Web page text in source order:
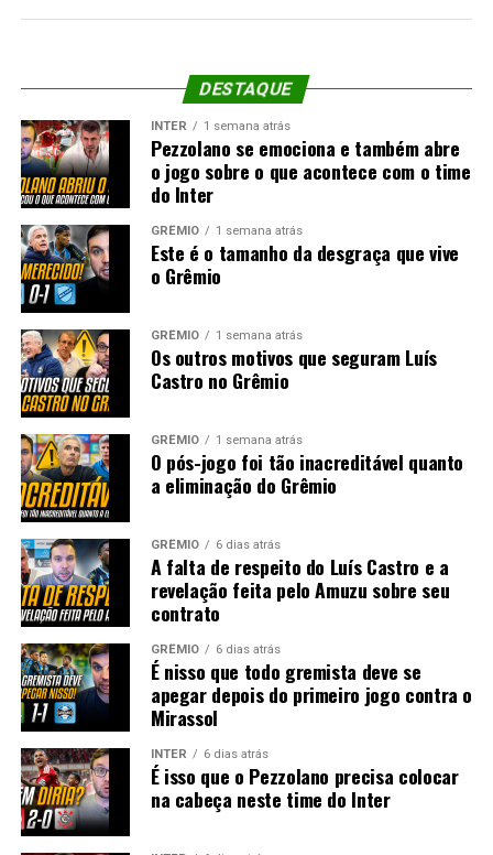
DESTAQUE
INTER 1 semana atrás
Pezzolano se emociona e também abre
o jogo sobre o que acontece com o time
do Inter
GRÊMIO 1 semana atrás
Este é o tamanho da desgraça que vive
o Grêmio
GRÊMIO 1 semana atrás
Os outros motivos que seguram Luís
Castro no Grêmio
GRÊMIO 1 semana atrás
O pós-jogo foi tão inacreditável quanto
a eliminação do Grêmio
GRÊMIO 6 dias atrás
A falta de respeito do Luís Castro e a
revelação feita pelo Amuzu sobre seu
contrato
GRÊMIO 6 dias atrás
É nisso que todo gremista deve se
apegar depois do primeiro jogo contra o
Mirassol
INTER 6 dias atrás
É isso que o Pezzolano precisa colocar
na cabeça neste time do Inter